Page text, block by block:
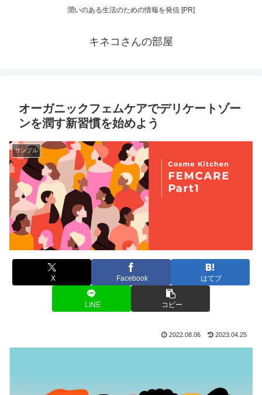
潤いのある生活のための情報を発信 [PR]
キネコさんの部屋
オーガニックフェムケアでデリケートゾー
ンを潤す新習慣を始めよう
サンプル
X Facebook はてブ
LINE コピー
2022.08.06 2023.04.25